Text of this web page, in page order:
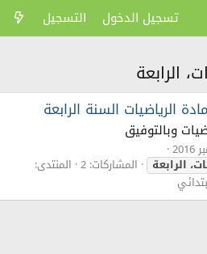
تسجيل الدخول التسجيل
الرابعة
الرياضيات السنة الرابعة
وبالتوفيق
الرابعة المشاركات: 2
المنتدى: